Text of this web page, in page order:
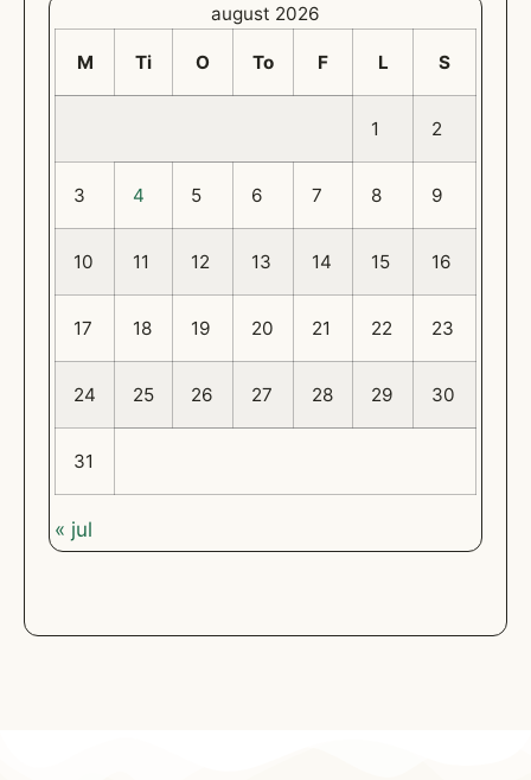
august 2026
M Ti O To F L S
1 2
3 4 5 6 7 8 9
10 11 12 13 14 15 16
17 18 19 20 21 22 23
24 25 26 27 28 29 30
31
« jul